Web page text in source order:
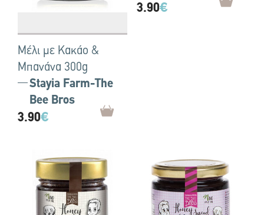
Μέλι με Κακάο &
Μπανάνα 300g
Stayia Farm-The
Bee Bros
3.90€
3.90€